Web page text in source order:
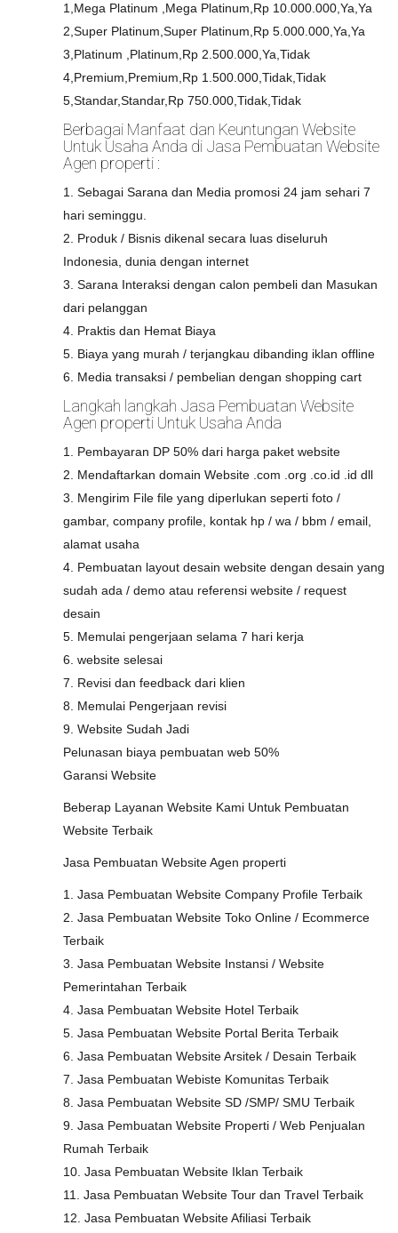
1,Mega Platinum ,Mega Platinum,Rp 10.000.000,Ya,Ya
2,Super Platinum,Super Platinum,Rp 5.000.000,Ya,Ya
3,Platinum ,Platinum,Rp 2.500.000,Ya,Tidak
4,Premium,Premium,Rp 1.500.000,Tidak,Tidak
5,Standar,Standar,Rp 750.000,Tidak,Tidak
Berbagai Manfaat dan Keuntungan Website
Untuk Usaha Anda di Jasa Pembuatan Website
Agen properti :
1. Sebagai Sarana dan Media promosi 24 jam sehari 7
hari seminggu.
2. Produk / Bisnis dikenal secara luas diseluruh
Indonesia, dunia dengan internet
3. Sarana Interaksi dengan calon pembeli dan Masukan
dari pelanggan
4. Praktis dan Hemat Biaya
5. Biaya yang murah / terjangkau dibanding iklan offline
6. Media transaksi / pembelian dengan shopping cart
Langkah langkah Jasa Pembuatan Website
Agen properti Untuk Usaha Anda
1. Pembayaran DP 50% dari harga paket website
2. Mendaftarkan domain Website .com .org .co.id .id dll
3. Mengirim File file yang diperlukan seperti foto /
gambar, company profile, kontak hp / wa / bbm / email,
alamat usaha
4. Pembuatan layout desain website dengan desain yang
sudah ada / demo atau referensi website / request
desain
5. Memulai pengerjaan selama 7 hari kerja
6. website selesai
7. Revisi dan feedback dari klien
8. Memulai Pengerjaan revisi
9. Website Sudah Jadi
Pelunasan biaya pembuatan web 50%
Garansi Website
Beberap Layanan Website Kami Untuk Pembuatan
Website Terbaik
Jasa Pembuatan Website Agen properti
1. Jasa Pembuatan Website Company Profile Terbaik
2. Jasa Pembuatan Website Toko Online / Ecommerce
Terbaik
3. Jasa Pembuatan Website Instansi / Website
Pemerintahan Terbaik
4. Jasa Pembuatan Website Hotel Terbaik
5. Jasa Pembuatan Website Portal Berita Terbaik
6. Jasa Pembuatan Website Arsitek / Desain Terbaik
7. Jasa Pembuatan Webiste Komunitas Terbaik
8. Jasa Pembuatan Website SD /SMP/ SMU Terbaik
9. Jasa Pembuatan Website Properti / Web Penjualan
Rumah Terbaik
10. Jasa Pembuatan Website Iklan Terbaik
11. Jasa Pembuatan Website Tour dan Travel Terbaik
12. Jasa Pembuatan Website Afiliasi Terbaik